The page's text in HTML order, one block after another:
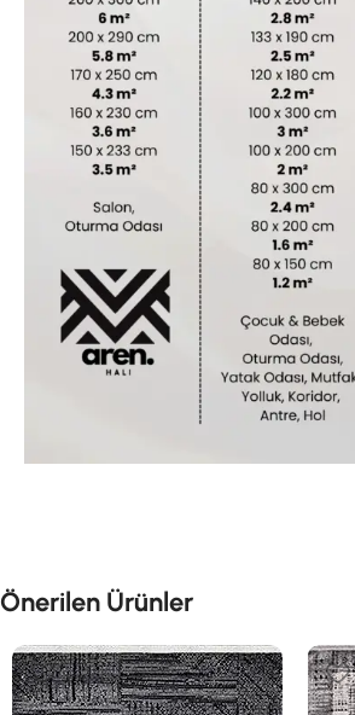
Önerilen Ürünler